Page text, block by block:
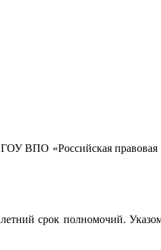
ВПО «Российская
срок полномочий.